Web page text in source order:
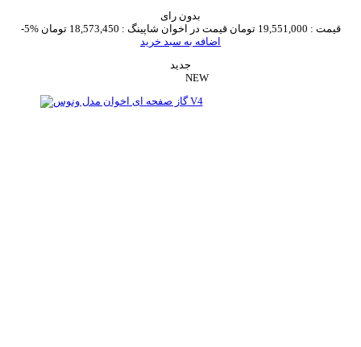
بدون رای
-5%
قیمت : 19,551,000 تومان قیمت در اخوان شاپینگ : 18,573,450 تومان
اضافه به سبد خرید
جدید
NEW